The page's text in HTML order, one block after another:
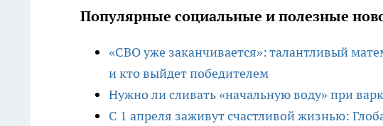
Популярные социальные и полезные
«СВО уже заканчивается»: талантливый
и кто выйдет победителем
Нужно ли сливать «начальную воду» при
С 1 апреля заживут счастливой жизнью: